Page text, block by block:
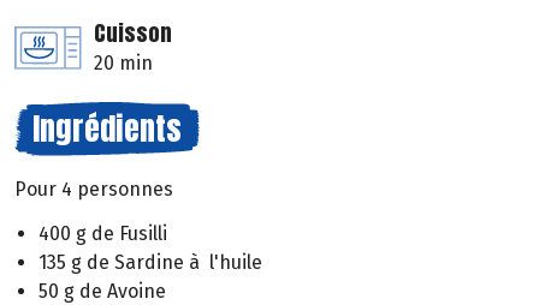
Cuisson
20 min
Ingrédients
Pour 4 personnes
400 g de Fusilli
135 g de Sardine à l'huile
50 g de Avoine